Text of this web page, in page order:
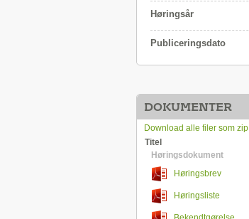
Høringsår
Publiceringsdato
DOKUMENTER
Download alle filer som zip
Titel
Høringsdokument
Høringsbrev
Høringsliste